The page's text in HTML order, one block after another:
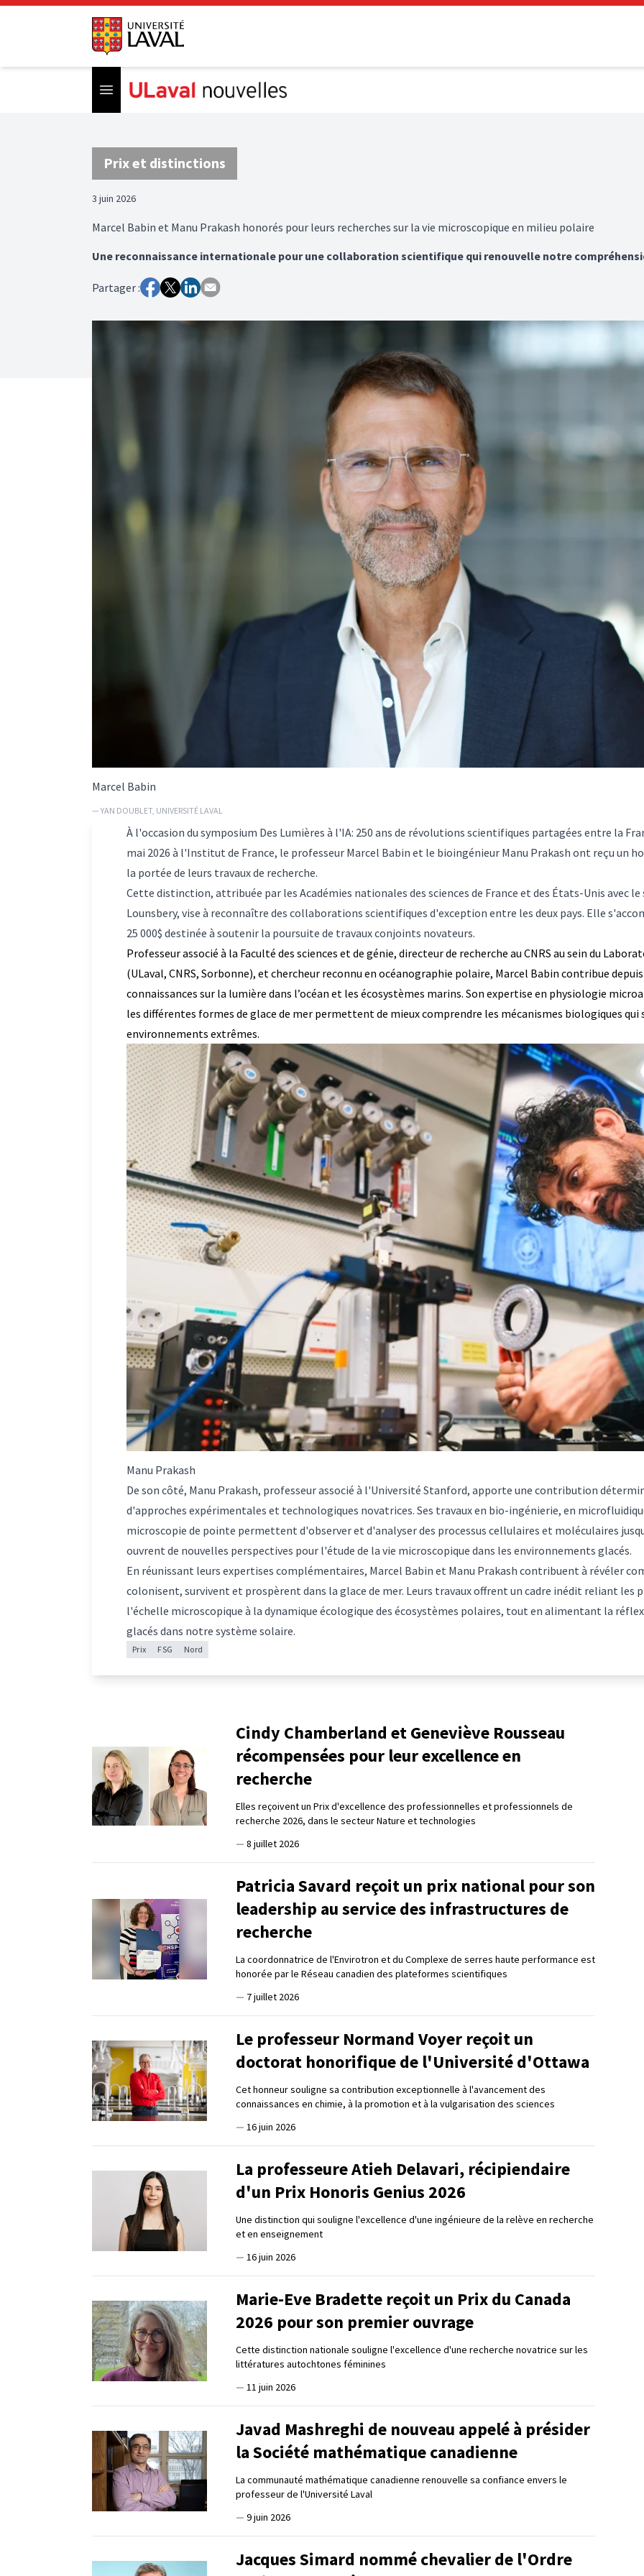
Open menu
Prix et distinctions
3 juin 2026
Marcel Babin et Manu Prakash honorés pour leurs recherches sur la vie microscopique en milieu polaire
Une reconnaissance internationale pour une collaboration scientifique qui renouvelle notre
Partager :
Marcel Babin
— YAN DOUBLET, UNIVERSITÉ LAVAL
À l'occasion du symposium Des Lumières à l'IA: 250 ans de révolutions scientifiques partagées entre la
mai 2026 à l'Institut de France, le professeur Marcel Babin et le bioingénieur Manu Prakash ont reçu un
la portée de leurs travaux de recherche.
Cette distinction, attribuée par les Académies nationales des sciences de France et des États-Unis avec
Lounsbery, vise à reconnaître des collaborations scientifiques d'exception entre les deux pays. Elle
25 000$ destinée à soutenir la poursuite de travaux conjoints novateurs.
Professeur associé à la Faculté des sciences et de génie, directeur de recherche au CNRS au sein du
(ULaval, CNRS, Sorbonne), et chercheur reconnu en océanographie polaire, Marcel Babin contribue
connaissances sur la lumière dans l’océan et les écosystèmes marins. Son expertise en physiologie
les différentes formes de glace de mer permettent de mieux comprendre les mécanismes biologiques qui
environnements extrêmes.
Manu Prakash
De son côté, Manu Prakash, professeur associé à l'Université Stanford, apporte une contribution
d'approches expérimentales et technologiques novatrices. Ses travaux en bio-ingénierie, en
microscopie de pointe permettent d'observer et d'analyser des processus cellulaires et moléculaires
ouvrent de nouvelles perspectives pour l'étude de la vie microscopique dans les environnements glacés.
En réunissant leurs expertises complémentaires, Marcel Babin et Manu Prakash contribuent à révéler
colonisent, survivent et prospèrent dans la glace de mer. Leurs travaux offrent un cadre inédit reliant les
l'échelle microscopique à la dynamique écologique des écosystèmes polaires, tout en alimentant la
glacés dans notre système solaire.
Prix FSG Nord
Cindy Chamberland et Geneviève Rousseau
récompensées pour leur excellence en
recherche
Elles reçoivent un Prix d'excellence des professionnelles et professionnels de
recherche 2026, dans le secteur Nature et technologies
— 8 juillet 2026
Patricia Savard reçoit un prix national pour son
leadership au service des infrastructures de
recherche
La coordonnatrice de l'Envirotron et du Complexe de serres haute performance est
honorée par le Réseau canadien des plateformes scientifiques
— 7 juillet 2026
Le professeur Normand Voyer reçoit un
doctorat honorifique de l'Université d'Ottawa
Cet honneur souligne sa contribution exceptionnelle à l'avancement des
connaissances en chimie, à la promotion et à la vulgarisation des sciences
— 16 juin 2026
La professeure Atieh Delavari, récipiendaire
d'un Prix Honoris Genius 2026
Une distinction qui souligne l'excellence d'une ingénieure de la relève en recherche
et en enseignement
— 16 juin 2026
Marie-Eve Bradette reçoit un Prix du Canada
2026 pour son premier ouvrage
Cette distinction nationale souligne l'excellence d'une recherche novatrice sur les
littératures autochtones féminines
— 11 juin 2026
Javad Mashreghi de nouveau appelé à présider
la Société mathématique canadienne
La communauté mathématique canadienne renouvelle sa confiance envers le
professeur de l'Université Laval
— 9 juin 2026
Jacques Simard nommé chevalier de l'Ordre